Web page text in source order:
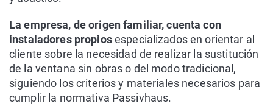
La empresa, de origen familiar, cuenta con
instaladores propiosespecializados en orientar al
cliente sobre la necesidad de realizar la sustitución
de la ventana sin obras o del modo tradicional,
siguiendo los criterios y materiales necesarios para
cumplir la normativa Passivhaus.